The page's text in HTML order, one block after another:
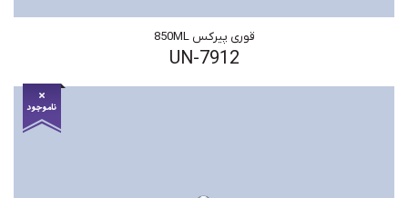
قوری پیرکس 850ML
UN-7912